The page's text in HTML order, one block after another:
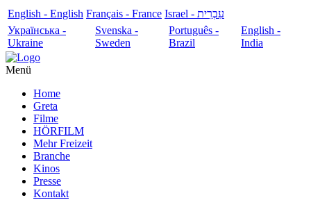
English - English Français - France
עִבְרִית - Israel
Українська -
Ukraine
Svenska -
Sweden
Português -
Brazil
English -
India
Menü
Home
Greta
Filme
HÖRFILM
Mehr Freizeit
Branche
Kinos
Presse
Kontakt